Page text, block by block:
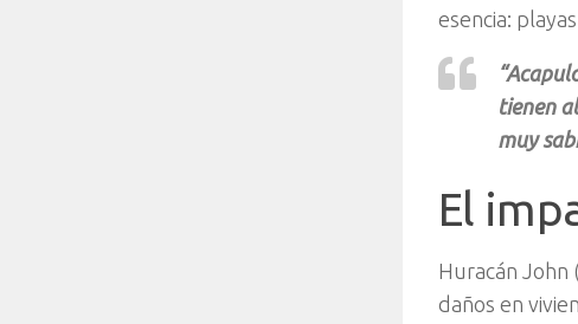
esencia:
tienen
muy
El
Huracán John
daños en